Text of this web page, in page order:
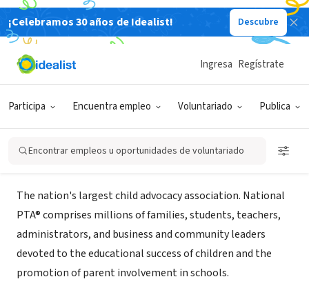
¡Celebramos 30 años de Idealist! Descubre
Participa Encuentra empleo Voluntariado Publica
Ingresa Regístrate
Encontrar empleos u oportunidades de voluntariado
ORGANIZACIÓN SIN FIN DE LUCRO
National Parent Teachers
Association
Alexandria, VA|pta.org
Acerca de
The nation's largest child advocacy association. National
PTA® comprises millions of families, students, teachers,
administrators, and business and community leaders
devoted to the educational success of children and the
promotion of parent involvement in schools.